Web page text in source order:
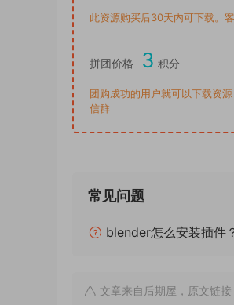
此资源购买后30天内可下载。
拼团价格 3 积分
团购成功的用户就可以下载资
信群
常见问题
blender怎么安装插件
文章来自后期屋，原文链接